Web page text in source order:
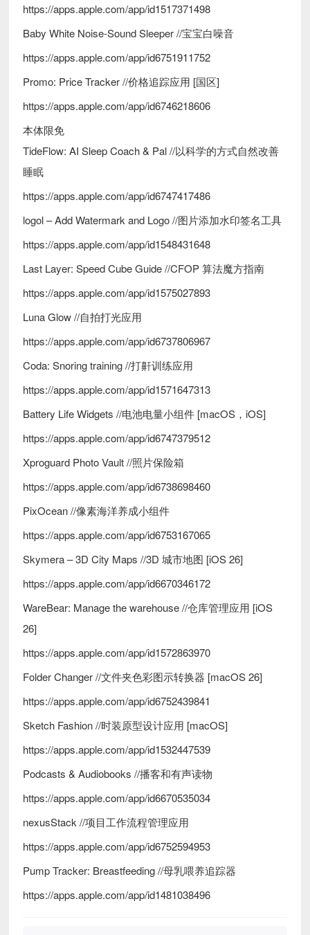
https://apps.apple.com/app/id1517371498
Baby White Noise-Sound Sleeper //宝宝白噪音
https://apps.apple.com/app/id6751911752
Promo: Price Tracker //价格追踪应用 [国区]
https://apps.apple.com/app/id6746218606
本体限免
TideFlow: AI Sleep Coach & Pal //以科学的方式自然改善
睡眠
https://apps.apple.com/app/id6747417486
logol – Add Watermark and Logo //图片添加水印签名工具
https://apps.apple.com/app/id1548431648
Last Layer: Speed Cube Guide //CFOP 算法魔方指南
https://apps.apple.com/app/id1575027893
Luna Glow //自拍打光应用
https://apps.apple.com/app/id6737806967
Coda: Snoring training //打鼾训练应用
https://apps.apple.com/app/id1571647313
Battery Life Widgets //电池电量小组件 [macOS，iOS]
https://apps.apple.com/app/id6747379512
Xproguard Photo Vault //照片保险箱
https://apps.apple.com/app/id6738698460
PixOcean //像素海洋养成小组件
https://apps.apple.com/app/id6753167065
Skymera – 3D City Maps //3D 城市地图 [iOS 26]
https://apps.apple.com/app/id6670346172
WareBear: Manage the warehouse //仓库管理应用 [iOS
26]
https://apps.apple.com/app/id1572863970
Folder Changer //文件夹色彩图示转换器 [macOS 26]
https://apps.apple.com/app/id6752439841
Sketch Fashion //时装原型设计应用 [macOS]
https://apps.apple.com/app/id1532447539
Podcasts & Audiobooks //播客和有声读物
https://apps.apple.com/app/id6670535034
nexusStack //项目工作流程管理应用
https://apps.apple.com/app/id6752594953
Pump Tracker: Breastfeeding //母乳喂养追踪器
https://apps.apple.com/app/id1481038496